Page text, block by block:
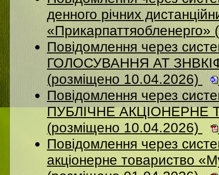
денного річних
Повідомлення через
ГОЛОСУВАННЯ АТ
(розміщено 10.04.2026)
Повідомлення через
ПУБЛІЧНЕ
(розміщено 10.04.2026)
Повідомлення через
акціонерне товариство